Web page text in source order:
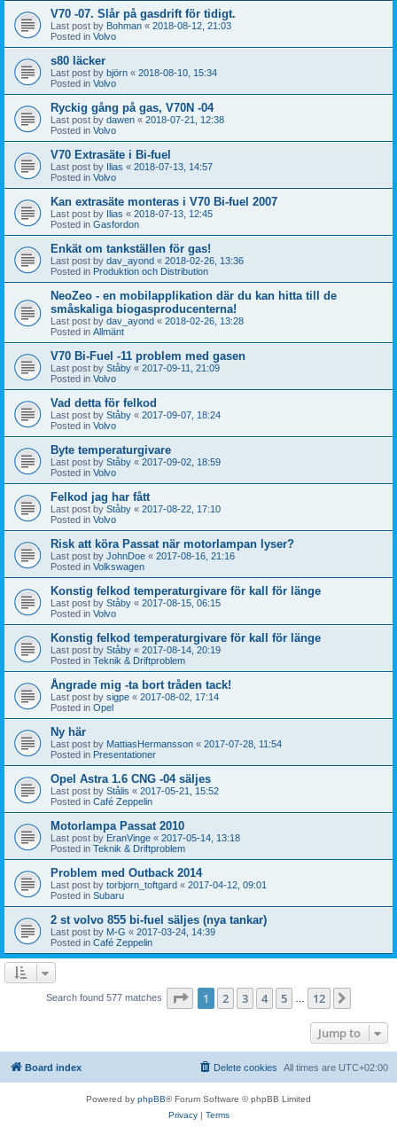
V70 -07. Slår på gasdrift för tidigt.
Last post by Bohman « 2018-08-12, 21:03
Posted in Volvo
s80 läcker
Last post by björn « 2018-08-10, 15:34
Posted in Volvo
Ryckig gång på gas, V70N -04
Last post by dawen « 2018-07-21, 12:38
Posted in Volvo
V70 Extrasäte i Bi-fuel
Last post by Ilias « 2018-07-13, 14:57
Posted in Volvo
Kan extrasäte monteras i V70 Bi-fuel 2007
Last post by Ilias « 2018-07-13, 12:45
Posted in Gasfordon
Enkät om tankställen för gas!
Last post by dav_ayond « 2018-02-26, 13:36
Posted in Produktion och Distribution
NeoZeo - en mobilapplikation där du kan hitta till de
småskaliga biogasproducenterna!
Last post by dav_ayond « 2018-02-26, 13:28
Posted in Allmänt
V70 Bi-Fuel -11 problem med gasen
Last post by Ståby « 2017-09-11, 21:09
Posted in Volvo
Vad detta för felkod
Last post by Ståby « 2017-09-07, 18:24
Posted in Volvo
Byte temperaturgivare
Last post by Ståby « 2017-09-02, 18:59
Posted in Volvo
Felkod jag har fått
Last post by Ståby « 2017-08-22, 17:10
Posted in Volvo
Risk att köra Passat när motorlampan lyser?
Last post by JohnDoe « 2017-08-16, 21:16
Posted in Volkswagen
Konstig felkod temperaturgivare för kall för länge
Last post by Ståby « 2017-08-15, 06:15
Posted in Volvo
Konstig felkod temperaturgivare för kall för länge
Last post by Ståby « 2017-08-14, 20:19
Posted in Teknik & Driftproblem
Ångrade mig -ta bort tråden tack!
Last post by sigpe « 2017-08-02, 17:14
Posted in Opel
Ny här
Last post by MattiasHermansson « 2017-07-28, 11:54
Posted in Presentationer
Opel Astra 1.6 CNG -04 säljes
Last post by Stålis « 2017-05-21, 15:52
Posted in Café Zeppelin
Motorlampa Passat 2010
Last post by EranVinge « 2017-05-14, 13:18
Posted in Teknik & Driftproblem
Problem med Outback 2014
Last post by torbjorn_toftgard « 2017-04-12, 09:01
Posted in Subaru
2 st volvo 855 bi-fuel säljes (nya tankar)
Last post by M-G « 2017-03-24, 14:39
Posted in Café Zeppelin
Search found 577 matches Page 1of 12
1 2 3 4 5 12
Jump to
Board index All times are UTC+02:00
Delete cookies
Powered by phpBB® Forum Software © phpBB Limited
Privacy| Terms